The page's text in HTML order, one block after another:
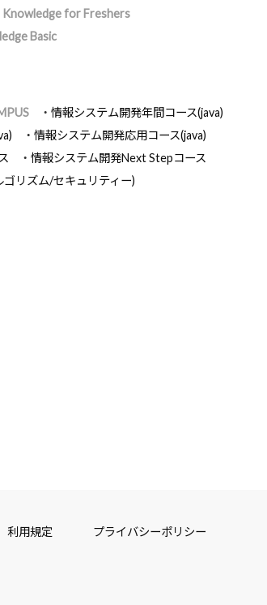
Knowledge for Freshers
Basic
情報システム開発年間コース(java)
情報システム開発応用コース(java)
情報システム開発Next Stepコース
リズム/セキュリティー)
利用規定 プライバシーポリシー